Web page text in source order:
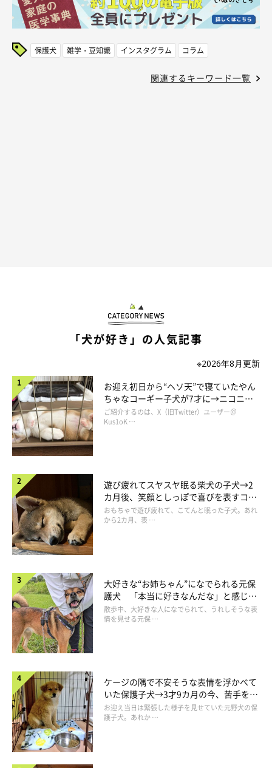
保護犬 雑学・豆知識 インスタグラム コラム
関連するキーワード一覧
「犬が好き」の人気記事
※2026年8月更新
お迎え初日から“ヘソ天”で寝ていたやん
ちゃなコーギー子犬が7才に→ニコニ
コ“コーギースマイル”が魅力のコに成
長！
ご紹介するのは、X（旧Twitter）ユーザー＠
Kus1oK …
遊び疲れてスヤスヤ眠る柴犬の子犬→2
カ月後、笑顔としっぽで喜びを表すコに
成長！
おもちゃで遊び疲れて、こてんと眠った子犬。あれ
から2カ月、表 …
大好きな“お姉ちゃん”になでられる元保
護犬 「本当に好きなんだな」と感じる
表情にほっこり
散歩中、大好きな人になでられて、うれしそうな表
情を見せる元保 …
ケージの隅で不安そうな表情を浮かべて
いた保護子犬→3才9カ月の今、苦手を克
服し頼もしいコに成長！
お迎え当日は緊張した様子を見せていた元野犬の保
護子犬。あれか …